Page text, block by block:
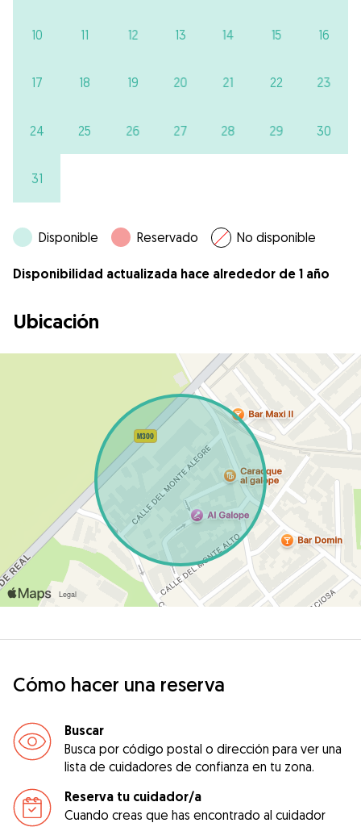
10 11 12 13 14 15 16
17 18 19 20 21 22 23
24 25 26 27 28 29 30
31
Disponible Reservado No disponible
Disponibilidad actualizada hace alrededor de 1 año
Ubicación
Cómo hacer una reserva
Buscar
Busca por código postal o dirección para ver una
lista de cuidadores de confianza en tu zona.
Reserva tu cuidador/a
Cuando creas que has encontrado al cuidador